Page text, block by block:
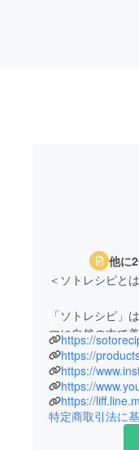
他に
＜ソトレシピと
「ソトレシピ」
マに自然の中で
する国内最大級
のソトレシピシ
掲載。さらに100
の繋がりを大切
もっと楽しんで
SNSの総フォロ
https://
https://
https://
https://
特定商取引法に